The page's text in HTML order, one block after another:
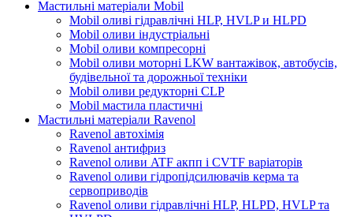
Мастильні матеріали Mobil
Mobil оливі гідравлічні HLP, HVLP и HLPD
Mobil оливи індустріальні
Mobil оливи компресорні
Mobil оливи моторні LKW вантажівок, автобусів,
будівельної та дорожньої техніки
Mobil оливи редукторні CLP
Mobil мастила пластичні
Мастильні матеріали Ravenol
Ravenol автохімія
Ravenol антифриз
Ravenol оливи ATF акпп і CVTF варіаторів
Ravenol оливи гідропідсилювачів керма та
сервоприводів
Ravenol оливи гідравлічні HLP, HLPD, HVLP та